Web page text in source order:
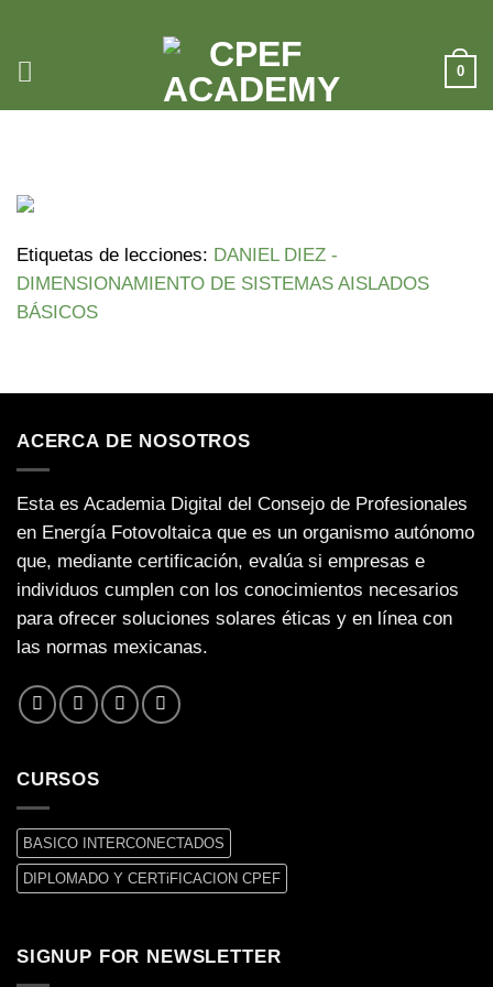
contenido
0
Etiquetas de lecciones: DANIEL DIEZ -
DIMENSIONAMIENTO DE SISTEMAS AISLADOS
BÁSICOS
ACERCA DE NOSOTROS
Esta es Academia Digital del Consejo de Profesionales
en Energía Fotovoltaica que es un organismo autónomo
que, mediante certificación, evalúa si empresas e
individuos cumplen con los conocimientos necesarios
para ofrecer soluciones solares éticas y en línea con
las normas mexicanas.
CURSOS
BASICO INTERCONECTADOS
DIPLOMADO Y CERTiFICACION CPEF
SIGNUP FOR NEWSLETTER